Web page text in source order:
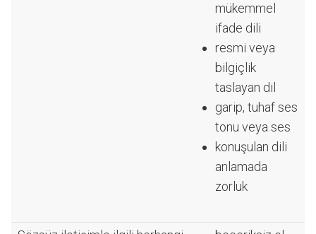
mükemmel
ifade dili
resmi veya
bilgiçlik
taslayan dil
garip, tuhaf ses
tonu veya ses
konuşulan dili
anlamada
zorluk